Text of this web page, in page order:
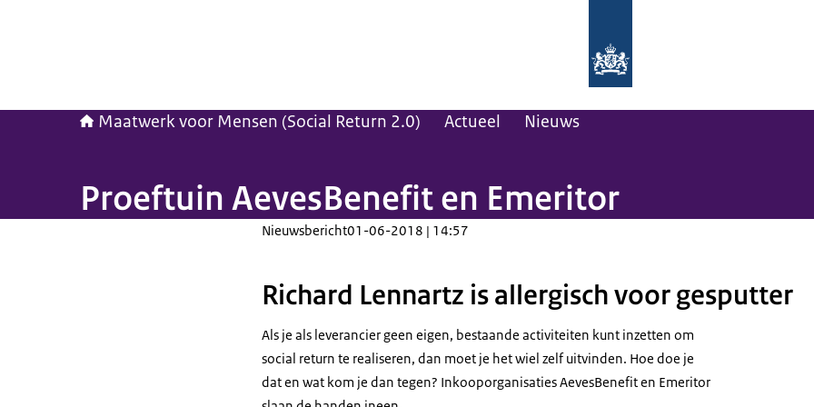
Maatwerk voor Mensen (Social Return 2.0) Actueel Nieuws
Proeftuin AevesBenefit en Emeritor
Nieuwsbericht01-06-2018 | 14:57
Richard Lennartz is allergisch voor gesputter
Als je als leverancier geen eigen, bestaande activiteiten kunt inzetten om
social return te realiseren, dan moet je het wiel zelf uitvinden. Hoe doe je
dat en wat kom je dan tegen? Inkooporganisaties AevesBenefit en Emeritor